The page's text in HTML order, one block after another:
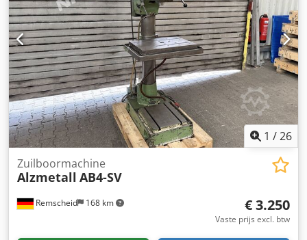
1 /26
Remscheid 168 km
Zuilboormachine
Alzmetall AB4-SV
€ 3.250
Vaste prijs excl. btw